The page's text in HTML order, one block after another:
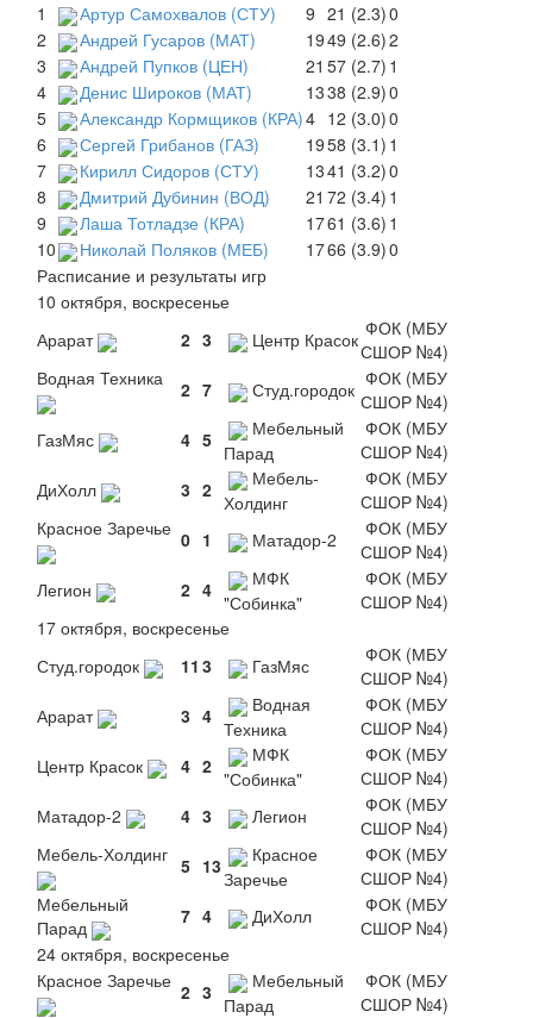
1
Артур Самохвалов (СТУ) 9 21 (2.3)0
2
Андрей Гусаров (МАТ) 1949 (2.6)2
3
Андрей Пупков (ЦЕН) 21 57 (2.7) 1
4
Денис Широков (МАТ) 1338 (2.9)0
5
Александр Кормщиков (КРА)4 12 (3.0)0
6
Сергей Грибанов (ГАЗ) 1958 (3.1) 1
7
Кирилл Сидоров (СТУ) 1341 (3.2)0
8
Дмитрий Дубинин (ВОД) 21 72 (3.4) 1
9
Лаша Тотладзе (КРА) 1761 (3.6) 1
10
Николай Поляков (МЕБ) 1766 (3.9)0
Расписание и результаты игр
10 октября, воскресенье
Арарат
2 3 Центр Красок ФОК (МБУ
СШОР №4)
Водная Техника
2 7 Студ.городок ФОК (МБУ
СШОР №4)
ГазМяс
4 5
Мебельный
Парад
ФОК (МБУ
СШОР №4)
ДиХолл
3 2
Мебель-
Холдинг
ФОК (МБУ
СШОР №4)
Красное Заречье 0 1 Матадор-2
ФОК (МБУ
СШОР №4)
Легион
2 4
МФК
"Собинка"
ФОК (МБУ
СШОР №4)
17 октября, воскресенье
Студ.городок
11 3 ГазМяс
ФОК (МБУ
СШОР №4)
Арарат
3 4
Водная
Техника
ФОК (МБУ
СШОР №4)
Центр Красок
4 2
МФК
"Собинка"
ФОК (МБУ
СШОР №4)
Матадор-2
4 3 Легион
ФОК (МБУ
СШОР №4)
Мебель-Холдинг 5 13
Красное
Заречье
ФОК (МБУ
СШОР №4)
Мебельный
Парад
7 4 ДиХолл
ФОК (МБУ
СШОР №4)
24 октября, воскресенье
Красное Заречье 2 3
Мебельный
Парад
ФОК (МБУ
СШОР №4)